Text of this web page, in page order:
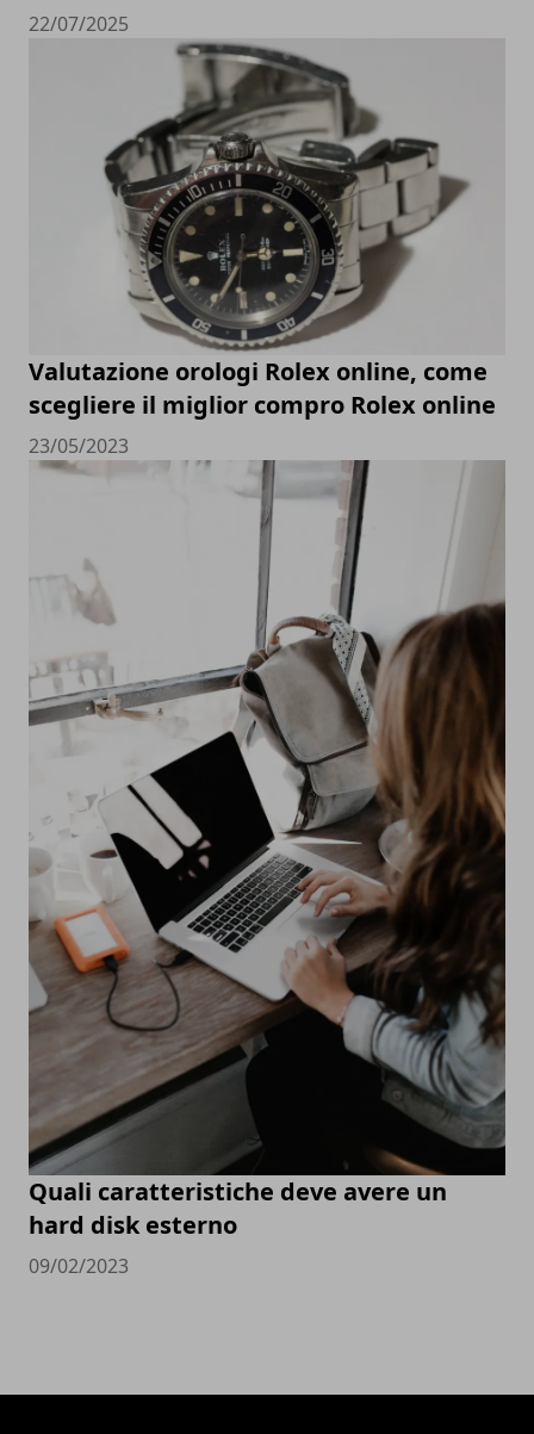
22/07/2025
Valutazione orologi Rolex online, come
scegliere il miglior compro Rolex online
23/05/2023
Quali caratteristiche deve avere un
hard disk esterno
09/02/2023